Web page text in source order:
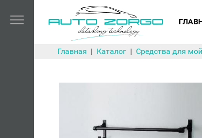
Главная Каталог Средства для